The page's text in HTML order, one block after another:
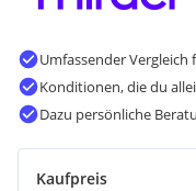
Umfassender
Konditionen, die du
Dazu persönliche
Kaufpreis